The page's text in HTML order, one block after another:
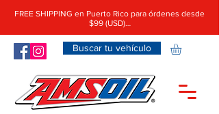
Buscar tu vehículo
FREE SHIPPING en Puerto Rico para órdenes desde
$99 (USD)…